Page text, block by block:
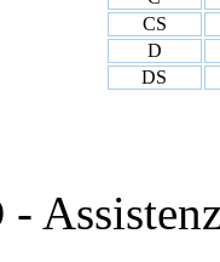
CS
D
DS
-